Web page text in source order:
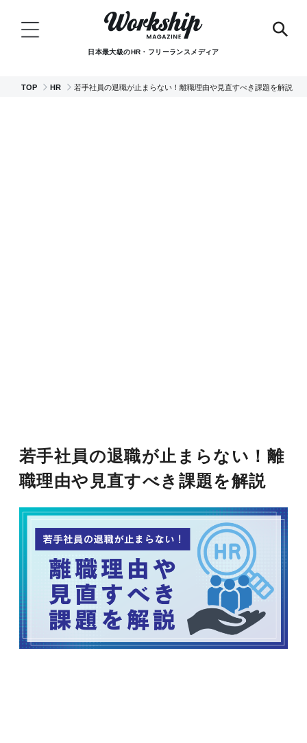
日本最大級のHR・フリーランスメディア
TOP HR 若手社員の退職が止まらない！離職理由や見直すべき課題を解説
若手社員の退職が止まらない！離
職理由や見直すべき課題を解説